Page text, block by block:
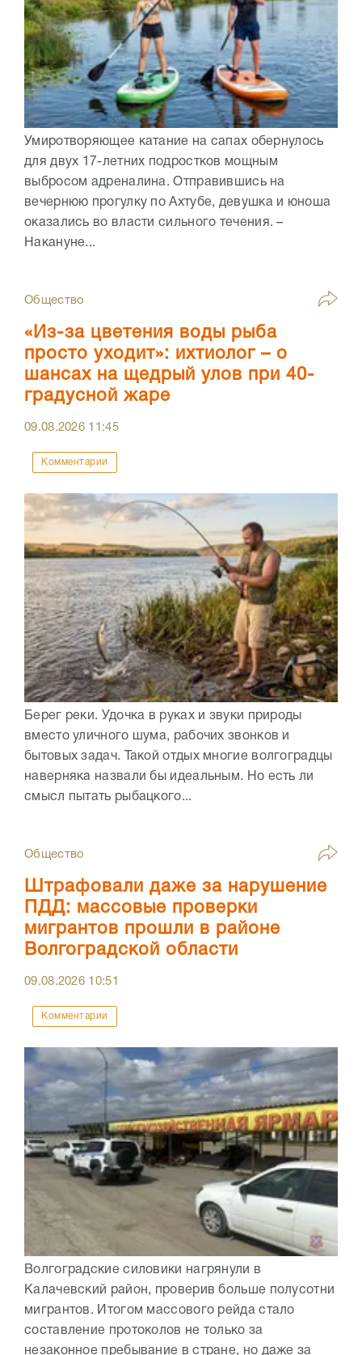
Умиротворяющее катание на сапах обернулось
для двух 17-летних подростков мощным
выбросом адреналина. Отправившись на
вечернюю прогулку по Ахтубе, девушка и юноша
оказались во власти сильного течения. –
Накануне...
Общество
«Из-за цветения воды рыба
просто уходит»: ихтиолог – о
шансах на щедрый улов при 40-
градусной жаре
09.08.2026 11:45
Комментарии
Берег реки. Удочка в руках и звуки природы
вместо уличного шума, рабочих звонков и
бытовых задач. Такой отдых многие волгоградцы
наверняка назвали бы идеальным. Но есть ли
смысл пытать рыбацкого...
Общество
Штрафовали даже за нарушение
ПДД: массовые проверки
мигрантов прошли в районе
Волгоградской области
09.08.2026 10:51
Комментарии
Волгоградские силовики нагрянули в
Калачевский район, проверив больше полусотни
мигрантов. Итогом массового рейда стало
составление протоколов не только за
незаконное пребывание в стране, но даже за